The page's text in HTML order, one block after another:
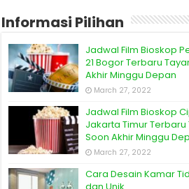
Informasi Pilihan
Jadwal Film Bioskop
21 Bogor Terbaru
Akhir Minggu Depan
March 27, 2022
Jadwal Film Bioskop
Jakarta Timur
Soon Akhir Minggu
March 27, 2022
Cara Desain Kamar